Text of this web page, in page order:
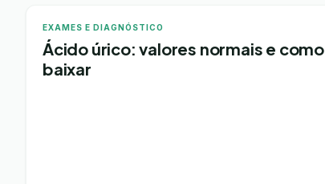
EXAMES E DIAGNÓSTICO
Ácido úrico: valores normais e como
baixar